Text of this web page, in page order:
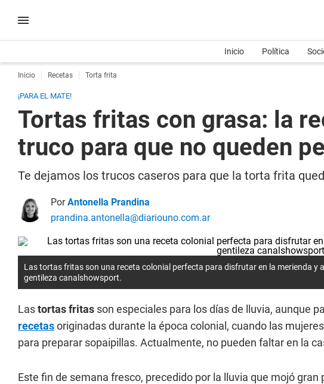
Inicio Política
Inicio Recetas Torta frita
¡PARA EL MATE!
Tortas fritas con grasa: la
truco para que no queden
Te dejamos los trucos caseros para que la torta frita
PorAntonella Prandina
prandina.antonella@diariouno.com.ar
Las tortas fritas son una receta colonial perfecta para disfrutar en la merienda y
gentileza canalshowsport.
Lastortas fritas son especiales para los días de lluvia, aunque
recetasoriginadas durante la época colonial, cuando las
para preparar sopaipillas. Actualmente, no pueden faltar en la
Este fin de semana fresco, precedido por la lluvia que mojó